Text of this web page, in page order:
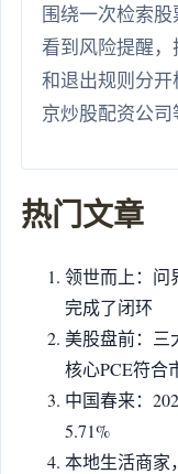
围绕一次检索
看到风险提醒
和退出规则分
京炒股配资公司
热门文章
领世而上：问
完成了闭环
美股盘前：三
核心PCE符合
中国春来：
5.71%
本地生活商家